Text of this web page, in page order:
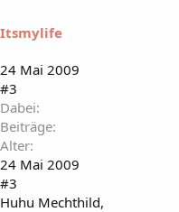
Itsmylife
24 Mai 2009
#3
Dabei
Beiträge
Alter
24 Mai 2009
#3
Huhu Mechthild,